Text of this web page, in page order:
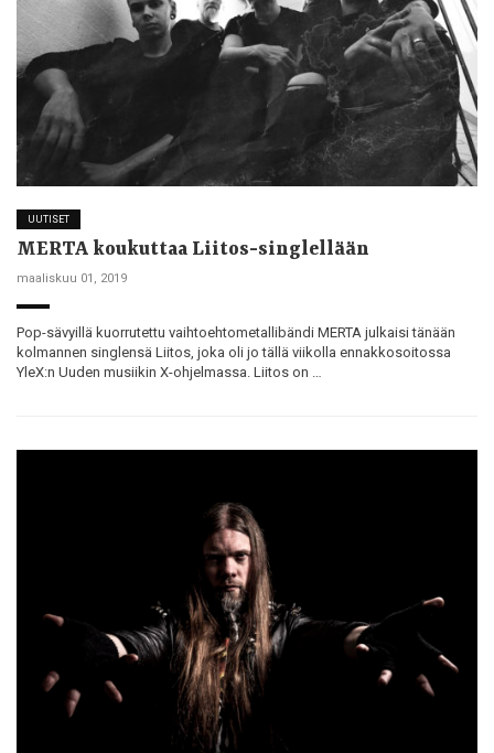
UUTISET
MERTA koukuttaa Liitos-singlellään
maaliskuu 01, 2019
Pop-sävyillä kuorrutettu vaihtoehtometallibändi MERTA julkaisi tänään
kolmannen singlensä Liitos, joka oli jo tällä viikolla ennakkosoitossa
YleX:n Uuden musiikin X-ohjelmassa. Liitos on …